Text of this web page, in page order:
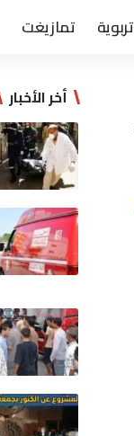
تربوية تمازيغت
أخر الأخبار